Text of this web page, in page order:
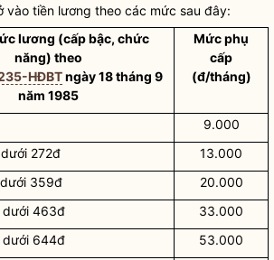
vào tiền lương theo các mức sau đây:
lương (cấp bậc, chức
năng) theo
HĐBTngày 18 tháng 9
năm 1985
Mức phụ
cấp
(đ/tháng)
9.000
272đ
13.000
359đ
20.000
dưới 463đ
33.000
dưới 644đ
53.000